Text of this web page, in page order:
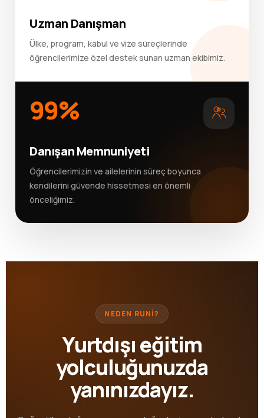
Uzman Danışman
Ülke, program, kabul ve vize süreçlerinde
öğrencilerimize özel destek sunan uzman ekibimiz.
99%
Danışan Memnuniyeti
Öğrencilerimizin ve ailelerinin süreç boyunca
kendilerini güvende hissetmesi en önemli
önceliğimiz.
NEDEN RUNİ?
Yurtdışı eğitim
yolculuğunuzda
yanınızdayız.